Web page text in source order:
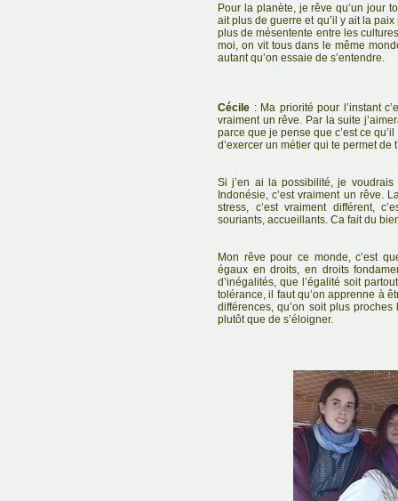
Pour la planète, je rêve qu’un jour
ait plus de guerre et qu’il y ait la paix
plus de mésentente entre les
moi, on vit tous dans le même
autant qu’on essaie de s’entendre.
Cécile : Ma priorité pour l’instant
vraiment un rêve. Par la suite
parce que je pense que c’est ce
d’exercer un métier qui te permet de
Si j’en ai la possibilité, je voudrais
Indonésie, c’est vraiment un rêve.
stress, c’est vraiment différent,
souriants, accueillants. Ca fait du
Mon rêve pour ce monde, c’est
égaux en droits, en droits
d’inégalités, que l’égalité soit
tolérance, il faut qu’on apprenne à
différences, qu’on soit plus
plutôt que de s’éloigner.